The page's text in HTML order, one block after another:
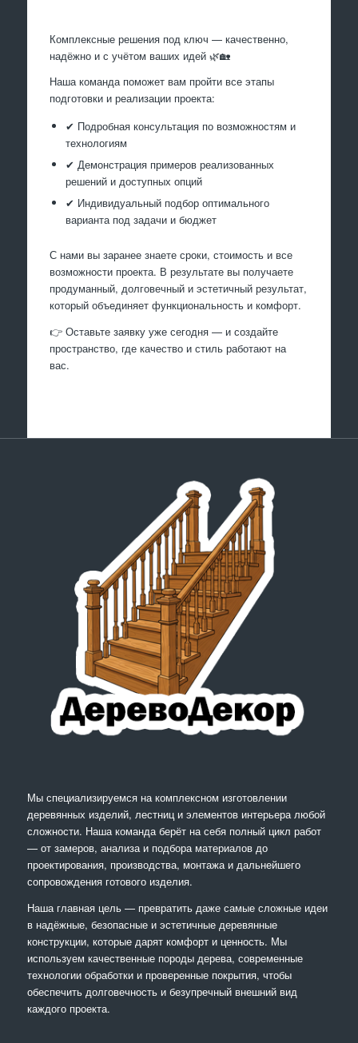
Комплексные решения под ключ — качественно,
надёжно и с учётом ваших идей 🌿🏡
Наша команда поможет вам пройти все этапы
подготовки и реализации проекта:
✔ Подробная консультация по возможностям и
технологиям
✔ Демонстрация примеров реализованных
решений и доступных опций
✔ Индивидуальный подбор оптимального
варианта под задачи и бюджет
С нами вы заранее знаете сроки, стоимость и все
возможности проекта. В результате вы получаете
продуманный, долговечный и эстетичный результат,
который объединяет функциональность и комфорт.
👉 Оставьте заявку уже сегодня — и создайте
пространство, где качество и стиль работают на
вас.
Мы специализируемся на комплексном изготовлении
деревянных изделий, лестниц и элементов интерьера любой
сложности. Наша команда берёт на себя полный цикл работ
— от замеров, анализа и подбора материалов до
проектирования, производства, монтажа и дальнейшего
сопровождения готового изделия.
Наша главная цель — превратить даже самые сложные идеи
в надёжные, безопасные и эстетичные деревянные
конструкции, которые дарят комфорт и ценность. Мы
используем качественные породы дерева, современные
технологии обработки и проверенные покрытия, чтобы
обеспечить долговечность и безупречный внешний вид
каждого проекта.